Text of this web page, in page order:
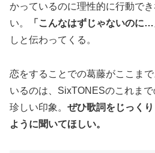
かっているのに理性的に行動で
い。
「こんなはずじゃないのに…
しと伝わってくる。
恋をすることでの葛藤がここま
いるのは、SixTONESのこれま
珍しい印象。 ぜひ歌詞をじっく
ように聞いてほしい。